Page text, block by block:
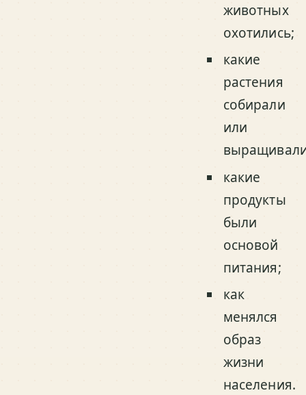
животных
охотились;
какие
растения
собирали
или
какие
продукты
были
основой
питания;
как
менялся
образ
жизни
населения.